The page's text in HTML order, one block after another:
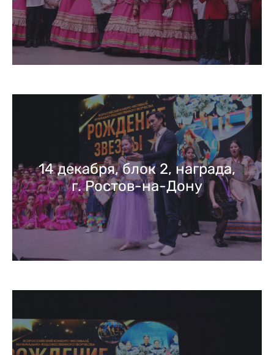
14 декабря, блок 2, награда,
г. Ростов-на-Дону